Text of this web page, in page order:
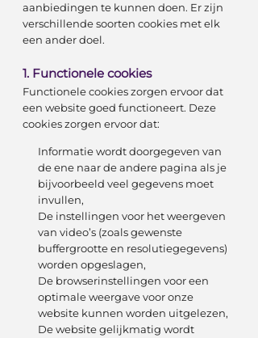
aanbiedingen te kunnen doen. Er zijn
verschillende soorten cookies met elk
een ander doel.
1. Functionele cookies
Functionele cookies zorgen ervoor dat
een website goed functioneert. Deze
cookies zorgen ervoor dat:
Informatie wordt doorgegeven van
de ene naar de andere pagina als je
bijvoorbeeld veel gegevens moet
invullen,
De instellingen voor het weergeven
van video’s (zoals gewenste
buffergrootte en resolutiegegevens)
worden opgeslagen,
De browserinstellingen voor een
optimale weergave voor onze
website kunnen worden uitgelezen,
De website gelijkmatig wordt